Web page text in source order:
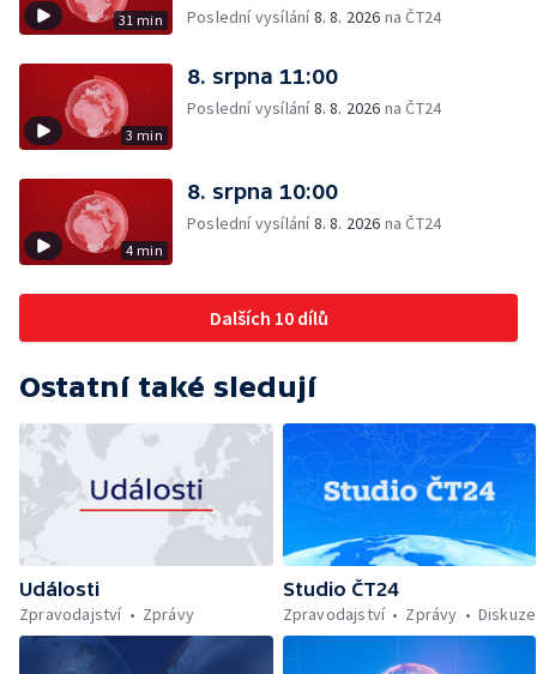
31 min
Poslední vysílání8. 8. 2026 na ČT24
3 min
8. srpna 11:00
Poslední vysílání8. 8. 2026 na ČT24
4 min
8. srpna 10:00
Poslední vysílání8. 8. 2026 na ČT24
Dalších 10 dílů
Ostatní také sledují
Události
Zpravodajství
Zprávy
Studio ČT24
Zpravodajství
Zprávy Diskuze